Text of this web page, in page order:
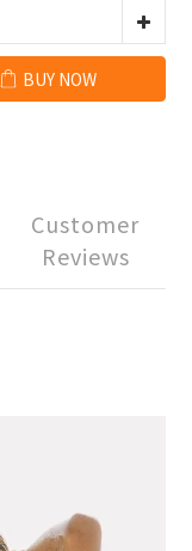
BUY NOW
Customer
Reviews